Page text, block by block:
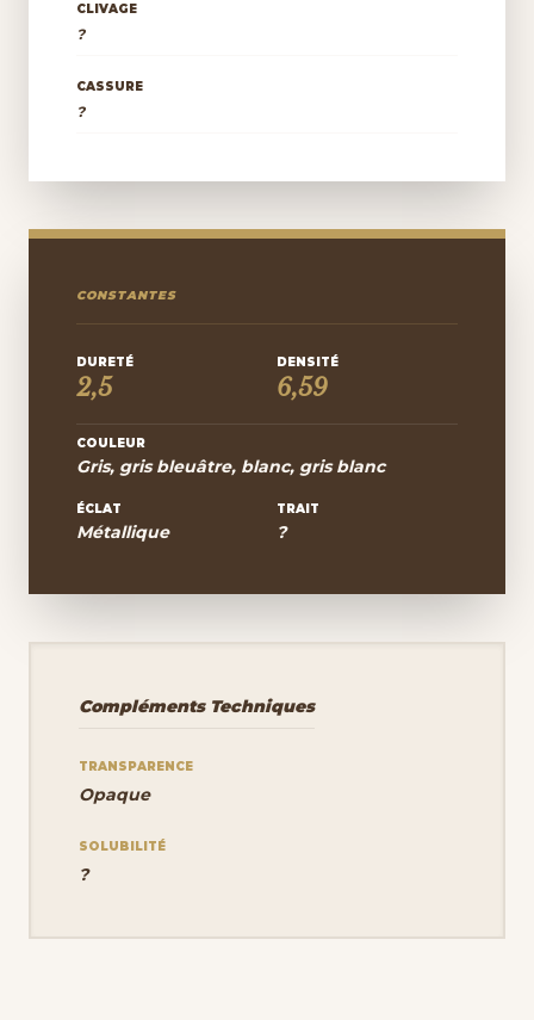
CLIVAGE
?
CASSURE
?
CONSTANTES
DURETÉ
2,5
DENSITÉ
6,59
COULEUR
Gris, gris bleuâtre, blanc, gris blanc
ÉCLAT
Métallique
TRAIT
?
Compléments Techniques
TRANSPARENCE
Opaque
SOLUBILITÉ
?